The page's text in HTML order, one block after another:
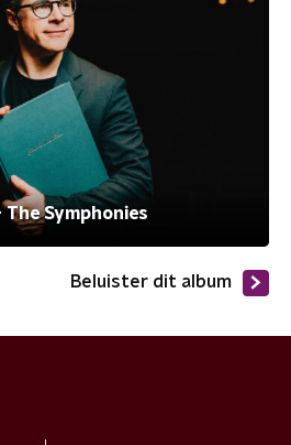
Symphonies
Beluister dit album